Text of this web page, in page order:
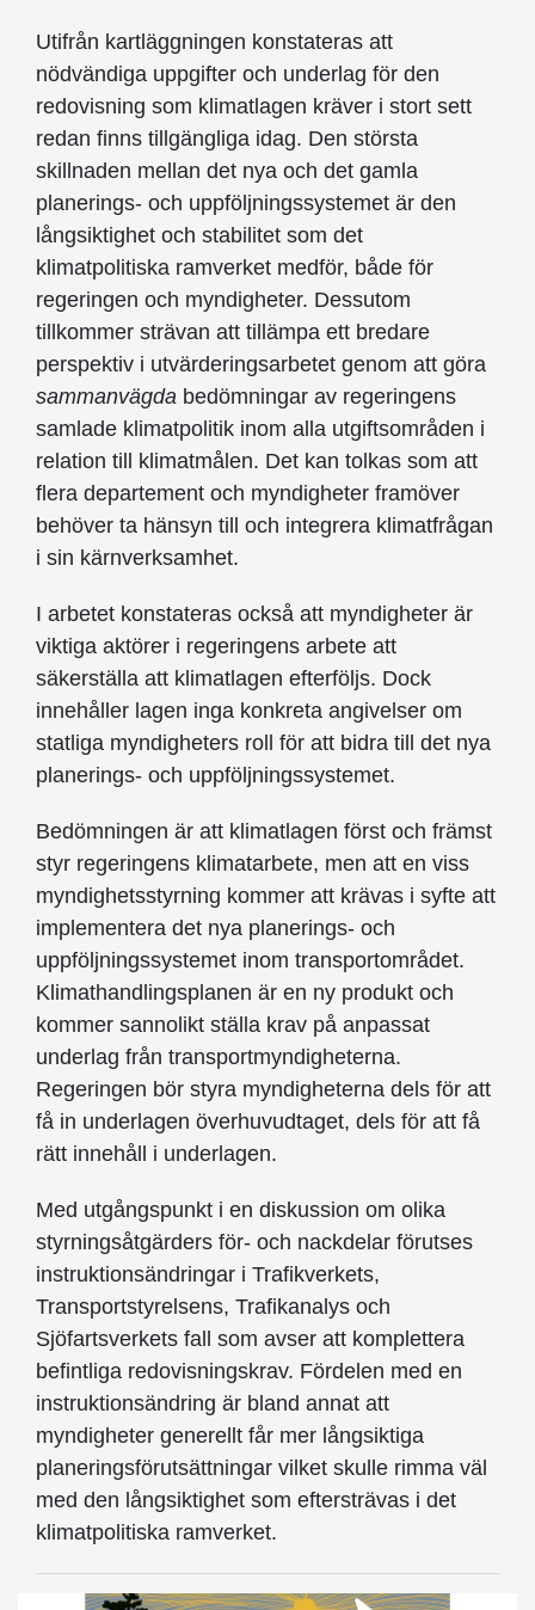
Utifrån kartläggningen konstateras att
nödvändiga uppgifter och underlag för den
redovisning som klimatlagen kräver i stort sett
redan finns tillgängliga idag. Den största
skillnaden mellan det nya och det gamla
planerings- och uppföljningssystemet är den
långsiktighet och stabilitet som det
klimatpolitiska ramverket medför, både för
regeringen och myndigheter. Dessutom
tillkommer strävan att tillämpa ett bredare
perspektiv i utvärderingsarbetet genom att göra
sammanvägda bedömningar av regeringens
samlade klimatpolitik inom alla utgiftsområden i
relation till klimatmålen. Det kan tolkas som att
flera departement och myndigheter framöver
behöver ta hänsyn till och integrera klimatfrågan
i sin kärnverksamhet.
I arbetet konstateras också att myndigheter är
viktiga aktörer i regeringens arbete att
säkerställa att klimatlagen efterföljs. Dock
innehåller lagen inga konkreta angivelser om
statliga myndigheters roll för att bidra till det nya
planerings- och uppföljningssystemet.
Bedömningen är att klimatlagen först och främst
styr regeringens klimatarbete, men att en viss
myndighetsstyrning kommer att krävas i syfte att
implementera det nya planerings- och
uppföljningssystemet inom transportområdet.
Klimathandlingsplanen är en ny produkt och
kommer sannolikt ställa krav på anpassat
underlag från transportmyndigheterna.
Regeringen bör styra myndigheterna dels för att
få in underlagen överhuvudtaget, dels för att få
rätt innehåll i underlagen.
Med utgångspunkt i en diskussion om olika
styrningsåtgärders för- och nackdelar förutses
instruktionsändringar i Trafikverkets,
Transportstyrelsens, Trafikanalys och
Sjöfartsverkets fall som avser att komplettera
befintliga redovisningskrav. Fördelen med en
instruktionsändring är bland annat att
myndigheter generellt får mer långsiktiga
planeringsförutsättningar vilket skulle rimma väl
med den långsiktighet som eftersträvas i det
klimatpolitiska ramverket.